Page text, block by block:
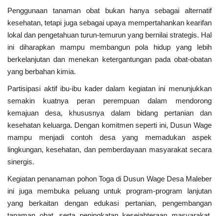
Penggunaan tanaman obat bukan hanya sebagai alternatif
kesehatan, tetapi juga sebagai upaya mempertahankan kearifan
lokal dan pengetahuan turun-temurun yang bernilai strategis. Hal
ini diharapkan mampu membangun pola hidup yang lebih
berkelanjutan dan menekan ketergantungan pada obat-obatan
yang berbahan kimia.
Partisipasi aktif ibu-ibu kader dalam kegiatan ini menunjukkan
semakin kuatnya peran perempuan dalam mendorong
kemajuan desa, khususnya dalam bidang pertanian dan
kesehatan keluarga. Dengan komitmen seperti ini, Dusun Wage
mampu menjadi contoh desa yang memadukan aspek
lingkungan, kesehatan, dan pemberdayaan masyarakat secara
sinergis.
Kegiatan penanaman pohon Toga di Dusun Wage Desa Maleber
ini juga membuka peluang untuk program-program lanjutan
yang berkaitan dengan edukasi pertanian, pengembangan